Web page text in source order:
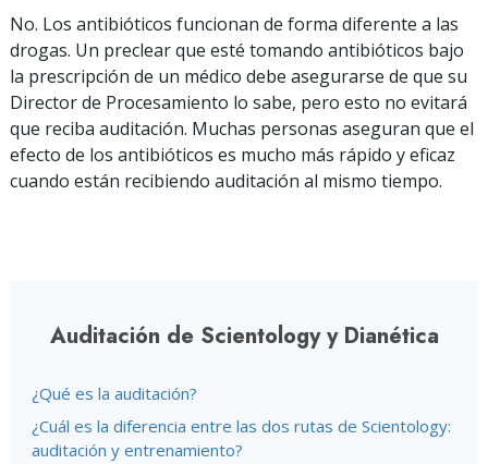
No. Los antibióticos funcionan de forma diferente a las
drogas. Un preclear que esté tomando antibióticos bajo
la prescripción de un médico debe asegurarse de que su
Director de Procesamiento lo sabe, pero esto no evitará
que reciba auditación. Muchas personas aseguran que el
efecto de los antibióticos es mucho más rápido y eficaz
cuando están recibiendo auditación al mismo tiempo.
Auditación de Scientology y Dianética
¿Qué es la auditación?
¿Cuál es la diferencia entre las dos rutas de Scientology:
auditación y entrenamiento?